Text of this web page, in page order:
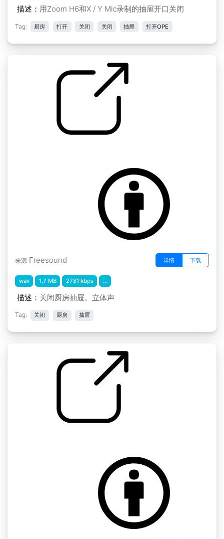
描述： 用Zoom H6和X / Y Mic录制的抽屉开口关闭
Tag: 厨房 打开 关闭 关闭 抽屉 打开OPE
来源 Freesound 详情 下载
wav 1.7 MB 2781 kbps ...
描述： 关闭厨房抽屉。立体声
Tag: 关闭 厨房 抽屉